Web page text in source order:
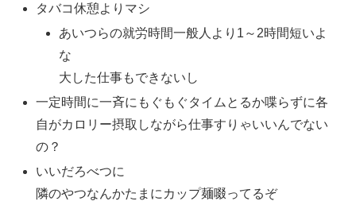
タバコ休憩よりマシ
あいつらの就労時間一般人より1～2時間短いよ
な
大した仕事もできないし
一定時間に一斉にもぐもぐタイムとるか喋らずに各
自がカロリー摂取しながら仕事すりゃいいんでない
の？
いいだろべつに
隣のやつなんかたまにカップ麺啜ってるぞ